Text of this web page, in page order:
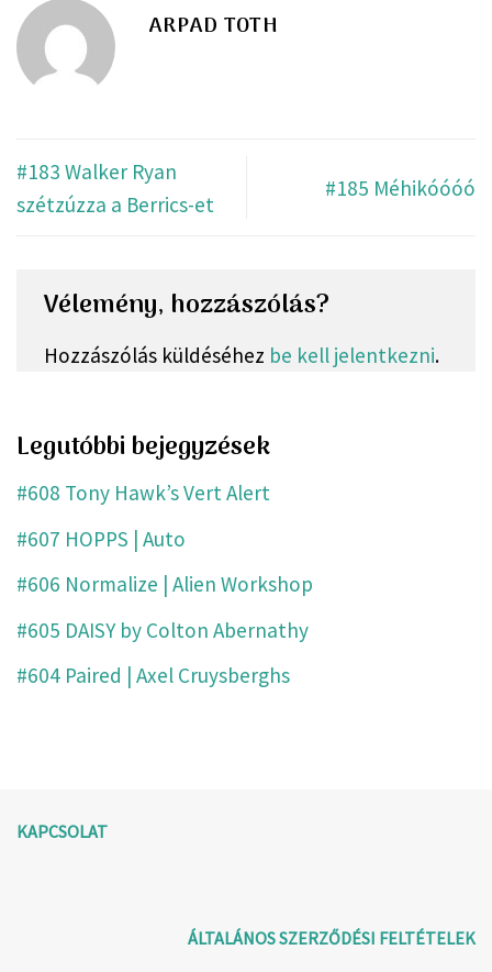
ARPAD TOTH
#183 Walker Ryan
szétzúzza a Berrics-et
#185 Méhikóóóó
Vélemény, hozzászólás?
Hozzászólás küldéséhez be kell jelentkezni.
Legutóbbi bejegyzések
#608 Tony Hawk’s Vert Alert
#607 HOPPS | Auto
#606 Normalize | Alien Workshop
#605 DAISY by Colton Abernathy
#604 Paired | Axel Cruysberghs
KAPCSOLAT
ÁLTALÁNOS SZERZŐDÉSI FELTÉTELEK